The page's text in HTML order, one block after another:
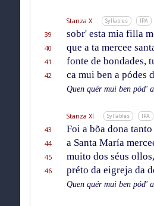
Stanza X Syllables IPA
39 sobr' esta mia filla
40
que a ta mercee
41
fonte de bondades,
42
ca mui ben a pódes
Quen quér mui ben pód'
Stanza XI Syllables IPA
43 Foi a bõa dona
44
a Santa María
45
muito dos séus
46
préto da eigreja da
Quen quér mui ben pód'